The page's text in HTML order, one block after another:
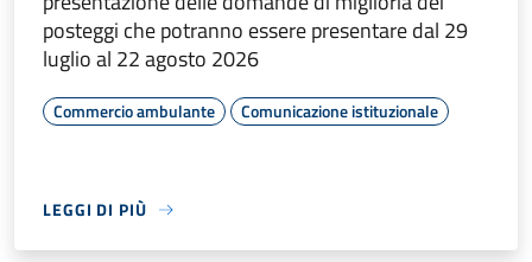
posteggi che potranno essere presentare dal 29
luglio al 22 agosto 2026
Commercio ambulante Comunicazione istituzionale
LEGGI DI PIÙ